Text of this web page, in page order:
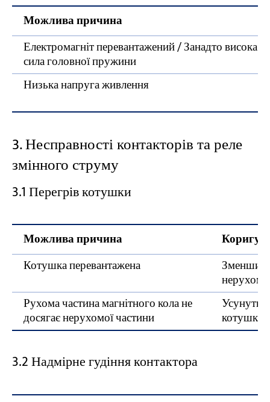
Можлива причина
Електромагніт перевантажений / Занадто висока
сила головної пружини
Низька напруга живлення
3. Несправності контакторів та реле
змінного струму
3.1 Перегрів котушки
Можлива причина
Котушка перевантажена
Рухома частина магнітного кола не
досягає нерухомої частини
Усунути
3.2 Надмірне гудіння контактора